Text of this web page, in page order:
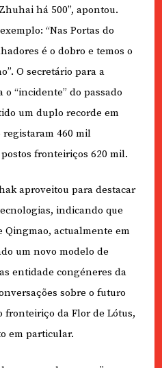
há 500”, apontou.
“Nas Portas do
é o dobro e temos o
O secretário para a
“incidente” do passado
um duplo recorde em
registaram 460 mil
fronteiriços 620 mil.
aproveitou para destacar
indicando que
Qingmao, actualmente em
um novo modelo de
entidade congéneres da
sobre o futuro
fronteiriço da Flor de Lótus,
em particular.